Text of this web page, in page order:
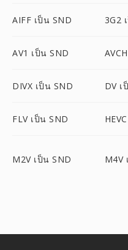
AIFF เป็น SND 3G2
AV1 เป็น SND
DIVX เป็น SND DV เ
FLV เป็น SND
M2V เป็น SND M4V